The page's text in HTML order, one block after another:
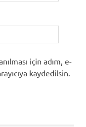
için adım, e-
kaydedilsin.